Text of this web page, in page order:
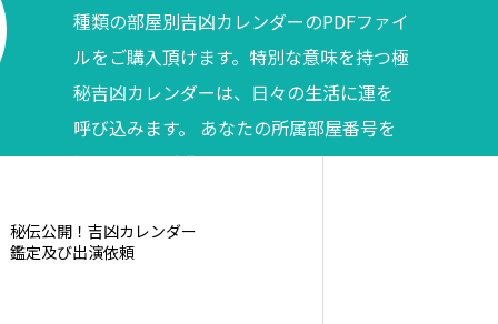
種類の部屋別吉凶カレンダーのPDFファイ
ルをご購入頂けます。特別な意味を持つ極
秘吉凶カレンダーは、日々の生活に運を
呼び込みます。 あなたの所属部屋番号を
調べてからご購入ください。
秘伝公開！吉凶カレンダー
鑑定及び出演依頼